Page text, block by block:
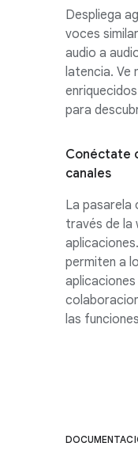
Despliega
voces
audio a
latencia. Ve
para
Conéctate
canales
La pasarela
través de la
permiten a
las